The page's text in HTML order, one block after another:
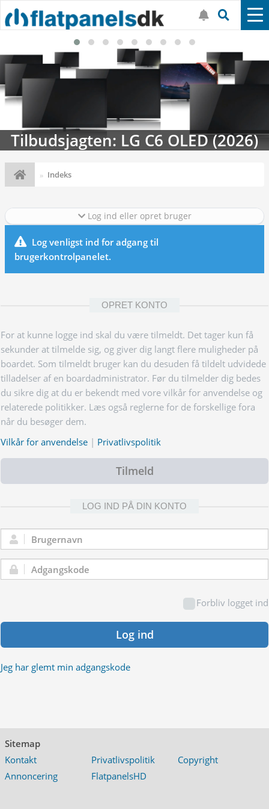
Tilbudsjagten: LG C6 OLED (2026)
Indeks
Log ind eller opret bruger
Log venligst ind for adgang til
brugerkontrolpanelet.
OPRET KONTO
For at kunne logge ind skal du være tilmeldt. Det tager kun få
sekunder at tilmelde sig, og giver dig langt flere muligheder på
boardet. Som tilmeldt bruger kan du desuden få tildelt udvidede
tilladelser af en boardadministrator. Før du tilmelder dig bedes
du sikre dig at du er bekendt med vore vilkår for anvendelse og
relaterede politikker. Læs også reglerne for de forskellige fora
når du besøger dem.
Vilkår for anvendelse | Privatlivspolitik
Tilmeld
LOG IND PÅ DIN KONTO
Brugernavn:
Adgangskode:
Forbliv logget ind
Log ind
Jeg har glemt min adgangskode
Sitemap
Kontakt
Privatlivspolitik
Copyright
Annoncering
FlatpanelsHD